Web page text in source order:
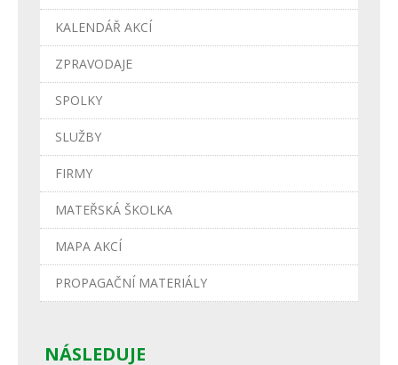
KALENDÁŘ AKCÍ
ZPRAVODAJE
SPOLKY
SLUŽBY
FIRMY
MATEŘSKÁ ŠKOLKA
MAPA AKCÍ
PROPAGAČNÍ MATERIÁLY
NÁSLEDUJE